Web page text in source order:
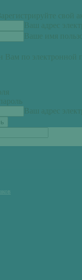
Зарегистрируйте свой
Ваш адрес
Ваше имя
Вам по электронной
Ваш адрес